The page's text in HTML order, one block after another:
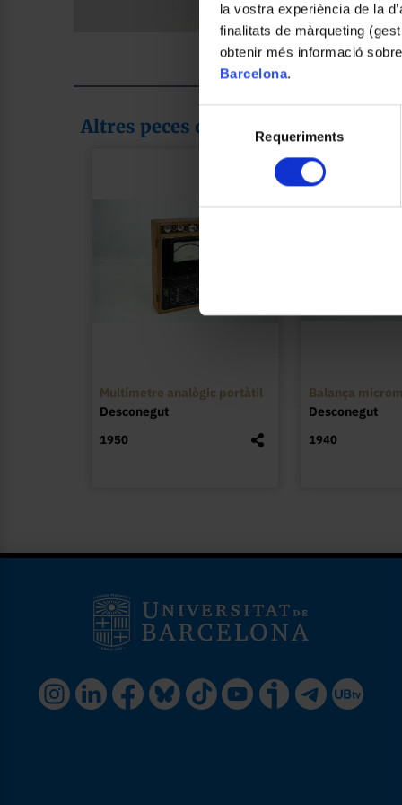
la vostra experiència de la
finalitats de màrqueting
obtenir més informació
Barcelona.
de
Requeriments
Foto: Claudia León Mas
Altres peces de la col·lecció
Multímetre analògic portàtil
Desconegut
1950
Balança
Desconegut
1940